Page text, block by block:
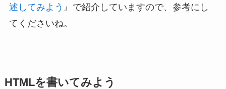
述してみよう 』で紹介していますので、参考にし
てくださいね。
HTMLを書いてみよう